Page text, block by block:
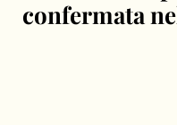
confermata